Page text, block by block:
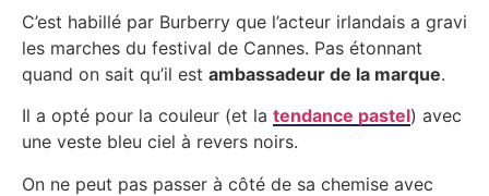
C’est habillé par Burberry que l’acteur irlandais a gravi
les marches du festival de Cannes. Pas étonnant
quand on sait qu’il est ambassadeur de la marque.
Il a opté pour la couleur (et la tendance pastel) avec
une veste bleu ciel à revers noirs.
On ne peut pas passer à côté de sa chemise avec